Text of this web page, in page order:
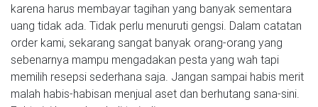
karena harus membayar tagihan yang banyak sementara
uang tidak ada. Tidak perlu menuruti gengsi. Dalam catatan
order kami, sekarang sangat banyak orang-orang yang
sebenarnya mampu mengadakan pesta yang wah tapi
memilih resepsi sederhana saja. Jangan sampai habis merit
malah habis-habisan menjual aset dan berhutang sana-sini.